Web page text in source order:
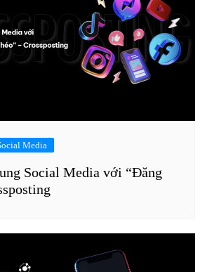
Media
Social Media với “Đăng